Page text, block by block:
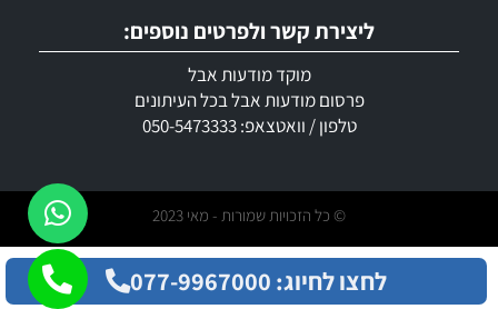
ליצירת קשר ולפרטים נוספים:
מוקד מודעות אבל
פרסום מודעות אבל בכל העיתונים
טלפון / וואטצאפ: 050-5473333
© כל הזכויות שמורות - מאי 2023
לחצו לחיוג: 077-9967000